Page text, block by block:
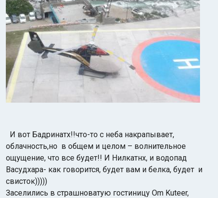
И вот Бадринатх!!что-то с неба накрапывает,
облачность,но в общем и целом – волнительное
ощущение, что все будет!! И Нилкатнх, и водопад
Васудхара- как говорится, будет вам и белка, будет и
свисток)))))
Заселились в страшноватую гостиницу Om Kuteer,